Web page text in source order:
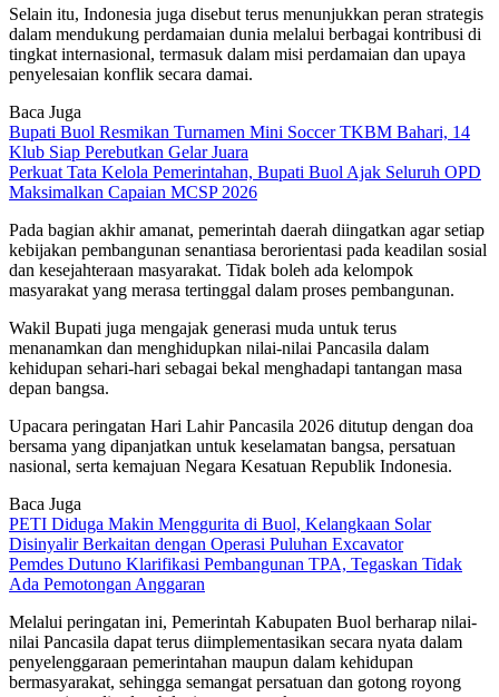
Selain itu, Indonesia juga disebut terus menunjukkan peran strategis
dalam mendukung perdamaian dunia melalui berbagai kontribusi di
tingkat internasional, termasuk dalam misi perdamaian dan upaya
penyelesaian konflik secara damai.
Baca Juga
Bupati Buol Resmikan Turnamen Mini Soccer TKBM Bahari, 14
Klub Siap Perebutkan Gelar Juara
Perkuat Tata Kelola Pemerintahan, Bupati Buol Ajak Seluruh OPD
Maksimalkan Capaian MCSP 2026
Pada bagian akhir amanat, pemerintah daerah diingatkan agar setiap
kebijakan pembangunan senantiasa berorientasi pada keadilan sosial
dan kesejahteraan masyarakat. Tidak boleh ada kelompok
masyarakat yang merasa tertinggal dalam proses pembangunan.
Wakil Bupati juga mengajak generasi muda untuk terus
menanamkan dan menghidupkan nilai-nilai Pancasila dalam
kehidupan sehari-hari sebagai bekal menghadapi tantangan masa
depan bangsa.
Upacara peringatan Hari Lahir Pancasila 2026 ditutup dengan doa
bersama yang dipanjatkan untuk keselamatan bangsa, persatuan
nasional, serta kemajuan Negara Kesatuan Republik Indonesia.
Baca Juga
PETI Diduga Makin Menggurita di Buol, Kelangkaan Solar
Disinyalir Berkaitan dengan Operasi Puluhan Excavator
Pemdes Dutuno Klarifikasi Pembangunan TPA, Tegaskan Tidak
Ada Pemotongan Anggaran
Melalui peringatan ini, Pemerintah Kabupaten Buol berharap nilai-
nilai Pancasila dapat terus diimplementasikan secara nyata dalam
penyelenggaraan pemerintahan maupun dalam kehidupan
bermasyarakat, sehingga semangat persatuan dan gotong royong